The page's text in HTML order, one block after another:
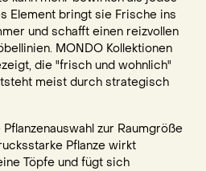
Element bringt sie Frische ins
und schafft einen reizvollen
MONDO Kollektionen
die "frisch und wohnlich"
meist durch strategisch
zur Raumgröße
Pflanze wirkt
Töpfe und fügt sich